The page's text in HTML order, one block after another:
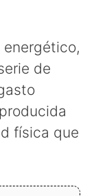
energético,
de
física que